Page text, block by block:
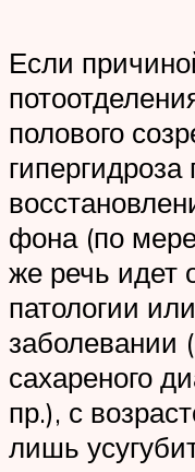
Если
полового
фона (по
же речь идет
патологии
заболевании
сахареного
пр.), с
лишь